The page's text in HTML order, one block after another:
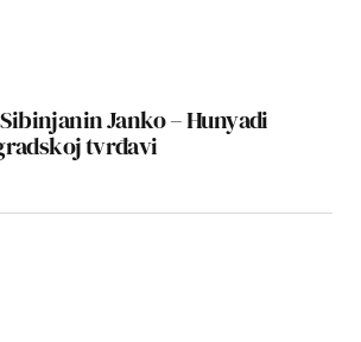
Janko – Hunyadi
tvrđavi